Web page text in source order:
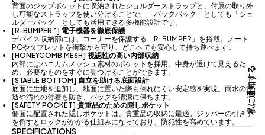
背面のジップポケットに収納されたショルダーストラップと、付属の取り外
し可能なストラップを使い分けることで、「バックパック」としても「ショ
ルダーバッグ」としても活用できる多機能設計です。
[R-BUMPER™] 電子機器を徹底保護
デバイス収納部には、コーナーを保護する「R-BUMPER」を搭載。ノート
PCやタブレットを衝撃から守り、どこへでも安心して持ち運べます。
[HONEYCOMB MESH] 視認性の高い内部収納
内部にはハニカムメッシュ素材のポケットを採用。中身が透けて見えるた
め、必要なものをすぐに見つけることができます。
[STABLE BOTTOM] 自立を助ける底面設計
底面に生地を追加し、地面に置いた際も倒れにくい安定感を実現。雨水の浸
透や汚れの付着も防ぎ、バッグを清潔に保ちます。
[SAFETY POCKET] 貴重品のための隠しポケット
側面に配置された隠しポケットは、貴重品の収納に最適。ジッパーの引き手
を倒すとロックがかかる仕組みになっており、防犯性を高めています。
SPECIFICATIONS
私に通知する